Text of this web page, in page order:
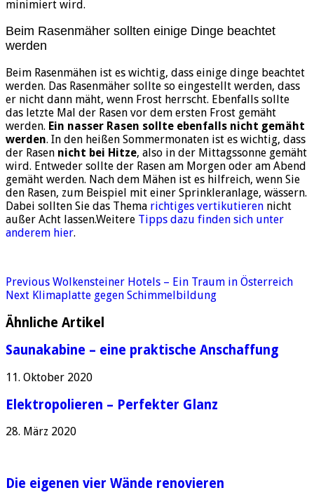
minimiert wird.
Beim Rasenmäher sollten einige Dinge beachtet
werden
Beim Rasenmähen ist es wichtig, dass einige dinge beachtet
werden. Das Rasenmäher sollte so eingestellt werden, dass
er nicht dann mäht, wenn Frost herrscht. Ebenfalls sollte
das letzte Mal der Rasen vor dem ersten Frost gemäht
werden. Ein nasser Rasen sollte ebenfalls nicht gemäht
werden. In den heißen Sommermonaten ist es wichtig, dass
der Rasen nicht bei Hitze, also in der Mittagssonne gemäht
wird. Entweder sollte der Rasen am Morgen oder am Abend
gemäht werden. Nach dem Mähen ist es hilfreich, wenn Sie
den Rasen, zum Beispiel mit einer Sprinkleranlage, wässern.
Dabei sollten Sie das Thema richtiges vertikutieren nicht
außer Acht lassen.Weitere Tipps dazu finden sich unter
anderem hier.
Previous Wolkensteiner Hotels – Ein Traum in Österreich
Next Klimaplatte gegen Schimmelbildung
Ähnliche Artikel
Saunakabine – eine praktische Anschaffung
11. Oktober 2020
Elektropolieren – Perfekter Glanz
28. März 2020
Die eigenen vier Wände renovieren